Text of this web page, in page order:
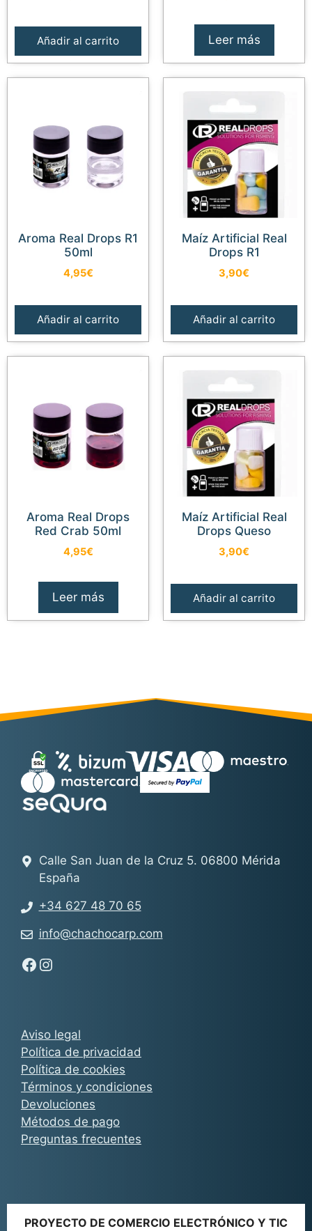
Añadir al carrito Leer más
Aroma Real Drops R1
50ml
4,95€
Añadir al carrito
Maíz Artificial Real
Drops R1
3,90€
Añadir al carrito
Aroma Real Drops
Red Crab 50ml
4,95€
Leer más
Maíz Artificial Real
Drops Queso
3,90€
Añadir al carrito
Aviso legal
Política de privacidad
Política de cookies
Términos y condiciones
Devoluciones
Métodos de pago
Preguntas frecuentes
Calle San Juan de la Cruz 5. 06800 Mérida
España
+34 627 48 70 65
info@chachocarp.com
Síguenos en Facebook - Chachocarp
Síguenos en Instagram - Chachocarp
PROYECTO DE COMERCIO ELECTRÓNICO Y TIC